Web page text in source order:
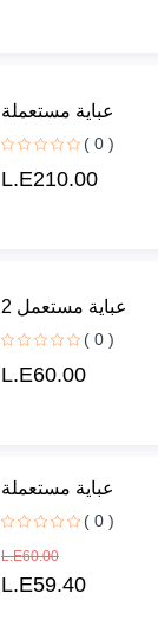
عباية مستعملة
( 0 )
L.E210.00
عباية مستعمل 2
( 0 )
L.E60.00
عباية مستعملة
( 0 )
L.E60.00
L.E59.40